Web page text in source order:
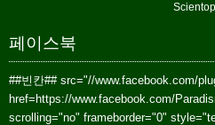
페이스북
##빈칸##src="//www.facebook.com/
href=https://www.facebook.com/
scrolling="no" frameborder="0"